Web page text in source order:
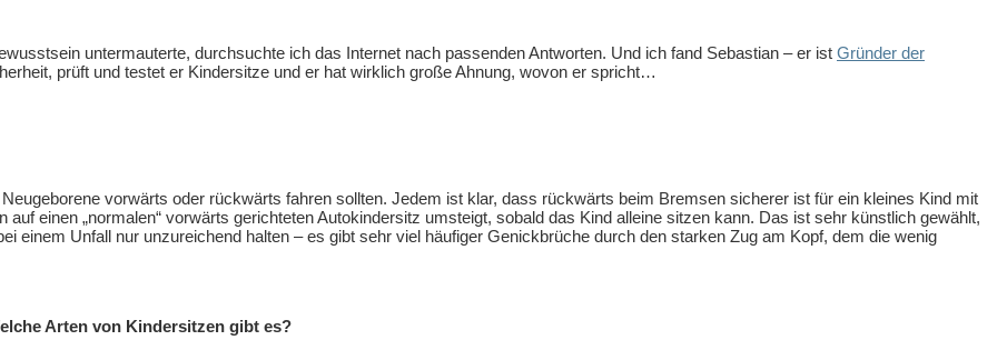
untermauterte, durchsuchte ich das Internet nach passenden Antworten. Und ich fand Sebastian – er ist Gründer der
prüft und testet er Kindersitze und er hat wirklich große Ahnung, wovon er spricht…
vorwärts oder rückwärts fahren sollten. Jedem ist klar, dass rückwärts beim Bremsen sicherer ist für ein kleines Kind mit
einen „normalen“ vorwärts gerichteten Autokindersitz umsteigt, sobald das Kind alleine sitzen kann. Das ist sehr künstlich gewählt,
einem Unfall nur unzureichend halten – es gibt sehr viel häufiger Genickbrüche durch den starken Zug am Kopf, dem die wenig
Arten von Kindersitzen gibt es?